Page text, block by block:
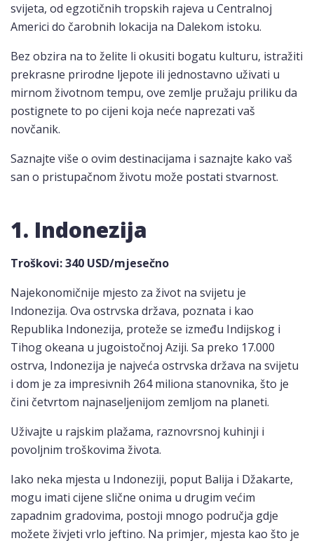
svijeta, od egzotičnih tropskih rajeva u Centralnoj
Americi do čarobnih lokacija na Dalekom istoku.
Bez obzira na to želite li okusiti bogatu kulturu, istražiti
prekrasne prirodne ljepote ili jednostavno uživati u
mirnom životnom tempu, ove zemlje pružaju priliku da
postignete to po cijeni koja neće naprezati vaš
novčanik.
Saznajte više o ovim destinacijama i saznajte kako vaš
san o pristupačnom životu može postati stvarnost.
1. Indonezija
Troškovi: 340 USD/mjesečno
Najekonomičnije mjesto za život na svijetu je
Indonezija. Ova ostrvska država, poznata i kao
Republika Indonezija, proteže se između Indijskog i
Tihog okeana u jugoistočnoj Aziji. Sa preko 17.000
ostrva, Indonezija je najveća ostrvska država na svijetu
i dom je za impresivnih 264 miliona stanovnika, što je
čini četvrtom najnaseljenijom zemljom na planeti.
Uživajte u rajskim plažama, raznovrsnoj kuhinji i
povoljnim troškovima života.
Iako neka mjesta u Indoneziji, poput Balija i Džakarte,
mogu imati cijene slične onima u drugim većim
zapadnim gradovima, postoji mnogo područja gdje
možete živjeti vrlo jeftino. Na primjer, mjesta kao što je